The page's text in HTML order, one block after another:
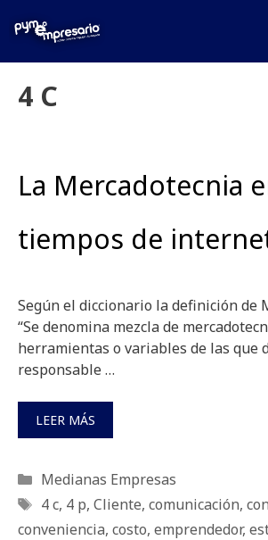
4 C
La Mercadotecnia
tiempos de
Según el diccionario la definición de
“Se denomina mezcla de
herramientas o variables de las que
responsable …
LEER MÁS
Categorías
Medianas Empresas
Etiquetas
4 c, 4 p, Cliente, comunicación,
conveniencia, costo, emprendedor,